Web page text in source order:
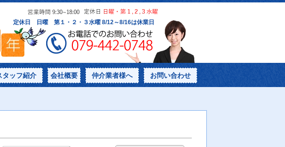
タッフ紹介 会社概要 仲介業者様へ お問い合わせ